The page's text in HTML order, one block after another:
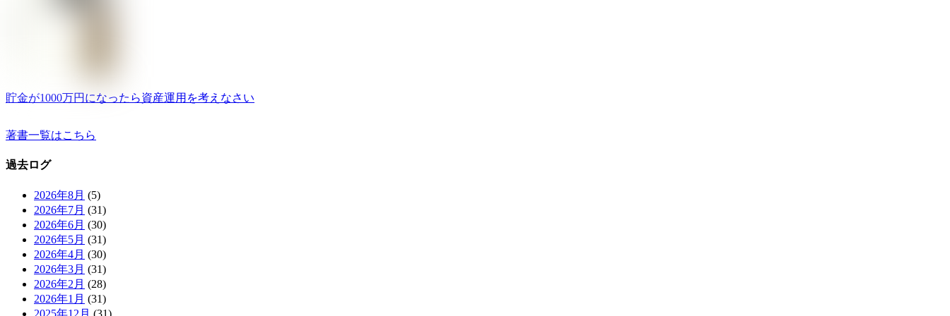
貯金が1000万円になったら資産運用を考えなさい
著書一覧はこちら
過去ログ
2026年8月 (5)
2026年7月 (31)
2026年6月 (30)
2026年5月 (31)
2026年4月 (30)
2026年3月 (31)
2026年2月 (28)
2026年1月 (31)
2025年12月 (31)